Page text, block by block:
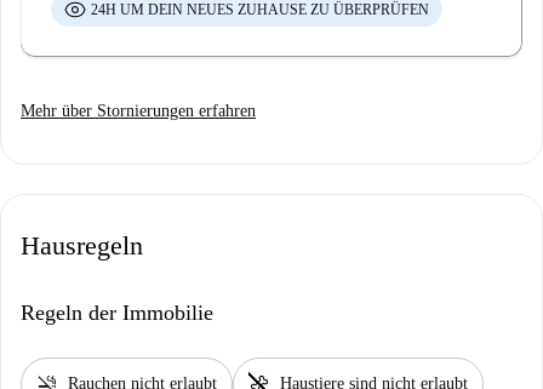
24H UM DEIN NEUES ZUHAUSE ZU ÜBERPRÜFEN
Mehr über Stornierungen erfahren
Hausregeln
Regeln der Immobilie
Rauchen nicht erlaubt Haustiere sind nicht erlaubt